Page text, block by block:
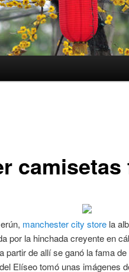
manchester city storela
por la hinchada creyente en
partir de allí se ganó la fama
Elíseo tomó unas imágenes